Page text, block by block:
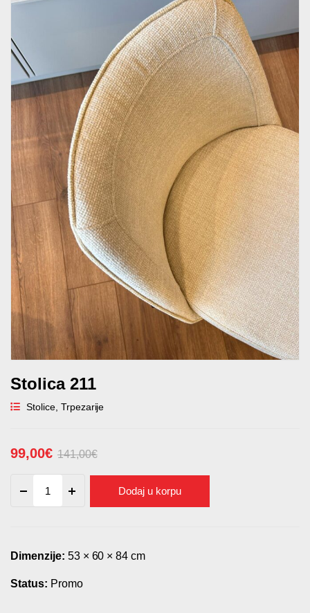
Stolica 211
Stolice, Trpezarije
141,00€
Originalna
cena
141,00€.
99,00€
Trenutna
cena 211
quantity
Dodaj u korpu
Dimenzije: 53 × 60 × 84 cm
Status: Promo